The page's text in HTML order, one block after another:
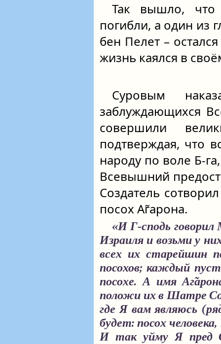
Так вышло,
погибли, а один из
бен Пелет –
жизнь каялся в
Суровым
заблуждающихся
совершили
подтверждая, что
народу по воле
Всевышний
Создатель
посох Аг̃арона.
«И Г‑сподь
Израиля и возьми у
всех их старейшин
посохов; каждый
посохе. А имя
положи их в Шатре
где Я вам являюсь
будет: посох
И так уйму Я пред